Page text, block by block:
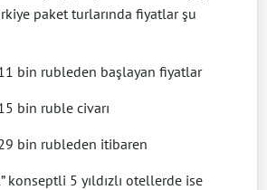
paket turlarında fiyatlar şu
bin rubleden başlayan fiyatlar
bin ruble civarı
bin rubleden itibaren
konseptli 5 yıldızlı otellerde ise